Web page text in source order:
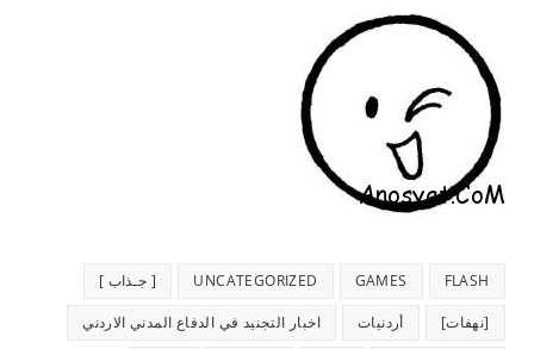
FLASH
GAMES
UNCATEGORIZED [ جـذاب ]
[نهفات] أردنيات اخبار التجنيد في الدفاع المدني الاردني